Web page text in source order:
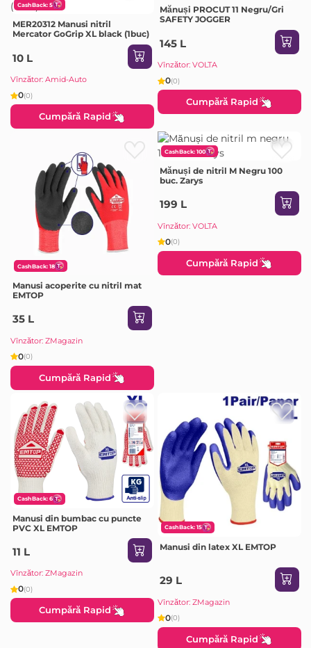
CashBack: 5
MER20312 Manusi nitril
Mercator GoGrip XL black (1buc)
10 L
Vînzător: Amid-Auto
0(0)
Cumpără Rapid
Mănuși PROCUT 11 Negru/Gri
SAFETY JOGGER
145 L
Vînzător: VOLTA
0(0)
Cumpără Rapid
CashBack: 18
Manusi acoperite cu nitril mat
EMTOP
35 L
Vînzător: ZMagazin
0(0)
Cumpără Rapid
CashBack: 100
Mănuși de nitril M Negru 100
buc. Zarys
199 L
Vînzător: VOLTA
0(0)
Cumpără Rapid
CashBack: 6
Manusi din bumbac cu puncte
PVC XL EMTOP
11 L
Vînzător: ZMagazin
0(0)
Cumpără Rapid
CashBack: 15
Manusi din latex XL EMTOP
29 L
Vînzător: ZMagazin
0(0)
Cumpără Rapid